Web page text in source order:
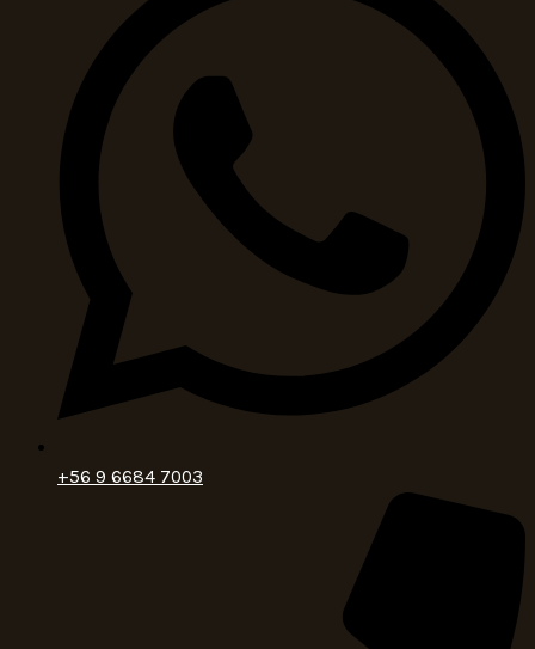
+56 9 6684 7003